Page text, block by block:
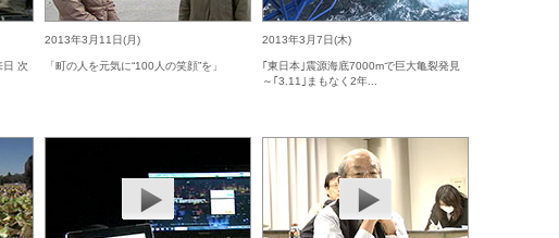
日 次
2013年3月11日(月)
「町の人を元気に“100人の笑顔”を」
2013年3月7日(木)
｢東日本｣震源海底7000mで巨大亀裂発見
～｢3.11｣まもなく2年...